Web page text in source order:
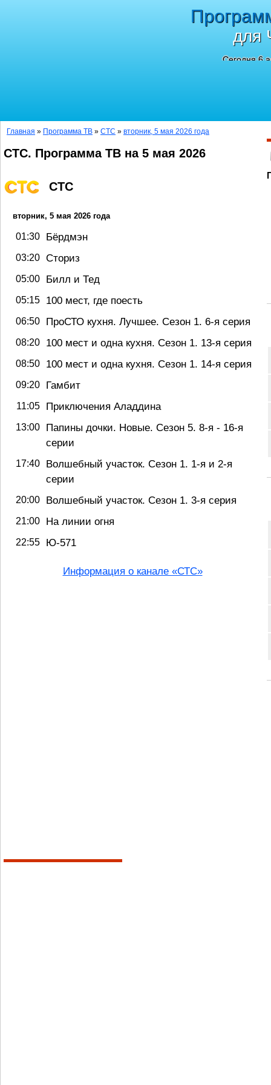
для
Сегодня 6
Главная » Программа ТВ » СТС » вторник, 5 мая 2026 года
СТС. Программа ТВ на 5 мая 2026
СТС
вторник, 5 мая 2026 года
01:30 Бёрдмэн
03:20 Сториз
05:00 Билл и Тед
05:15 100 мест, где поесть
06:50 ПроСТО кухня. Лучшее. Сезон 1. 6-я серия
08:20 100 мест и одна кухня. Сезон 1. 13-я серия
08:50 100 мест и одна кухня. Сезон 1. 14-я серия
09:20 Гамбит
11:05 Приключения Аладдина
13:00
Папины дочки. Новые. Сезон 5. 8-я - 16-я
серии
17:40
Волшебный участок. Сезон 1. 1-я и 2-я
серии
20:00 Волшебный участок. Сезон 1. 3-я серия
21:00 На линии огня
22:55 Ю-571
Информация о канале «СТС»